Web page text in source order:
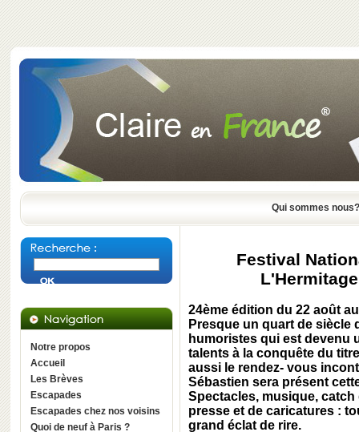
Qui sommes nous?
Notre propos
Accueil
Les Brèves
Escapades
Escapades chez nos voisins
Quoi de neuf à Paris ?
Festival
24ème édition du 22 août
Presque un quart de
humoristes qui est devenu
talents à la conquête du
aussi le rendez- vous
Sébastien sera présent
Spectacles, musique,
presse et de caricatures :
grand éclat de rire.